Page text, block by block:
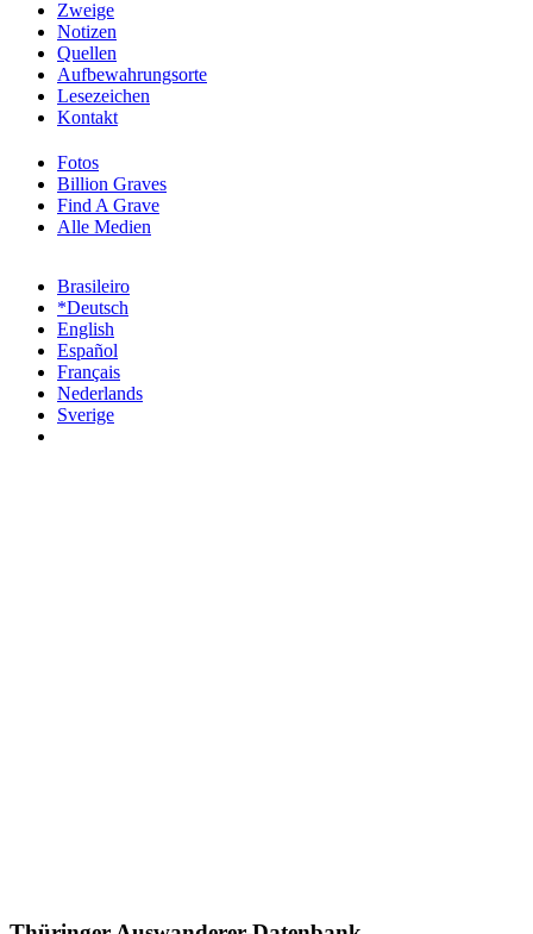
Fotos
Billion Graves
Find A Grave
Alle Medien
Zweige
Notizen
Quellen
Aufbewahrungsorte
Lesezeichen
Kontakt
Brasileiro
*Deutsch
English
Español
Français
Nederlands
Sverige